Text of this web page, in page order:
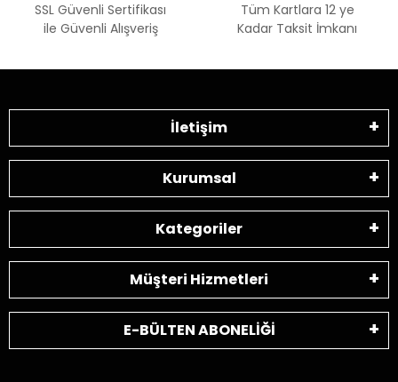
SSL Güvenli Sertifikası
ile Güvenli Alışveriş
Tüm Kartlara 12 ye
Kadar Taksit İmkanı
İletişim
Kurumsal
Kategoriler
Müşteri Hizmetleri
E-BÜLTEN ABONELİĞİ